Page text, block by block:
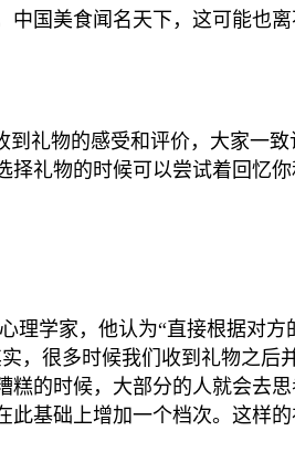
国美食闻名天下，这可能也
到礼物的感受和评价，大家
礼物的时候可以尝试着回忆
学家，他认为“直接根据对
，很多时候我们收到礼物之
的时候，大部分的人就会去
基础上增加一个档次。这样